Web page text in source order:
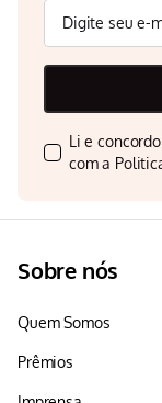
Li e
com a
Sobre nós
Quem Somos
Prêmios